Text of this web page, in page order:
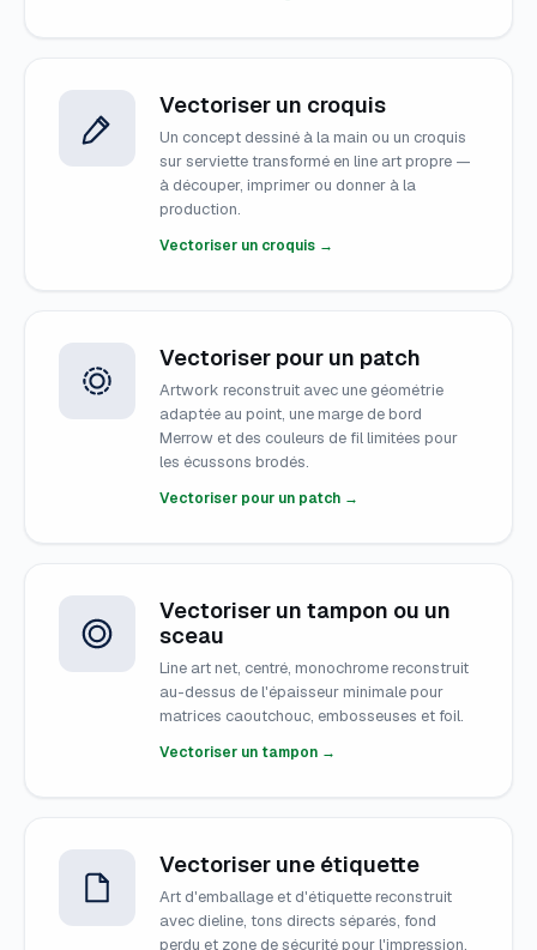
Vectoriser un croquis
Un concept dessiné à la main ou un croquis
sur serviette transformé en line art propre —
à découper, imprimer ou donner à la
production.
Vectoriser un croquis →
Vectoriser pour un patch
Artwork reconstruit avec une géométrie
adaptée au point, une marge de bord
Merrow et des couleurs de fil limitées pour
les écussons brodés.
Vectoriser pour un patch →
Vectoriser un tampon ou un
sceau
Line art net, centré, monochrome reconstruit
au-dessus de l'épaisseur minimale pour
matrices caoutchouc, embosseuses et foil.
Vectoriser un tampon →
Vectoriser une étiquette
Art d'emballage et d'étiquette reconstruit
avec dieline, tons directs séparés, fond
perdu et zone de sécurité pour l'impression.